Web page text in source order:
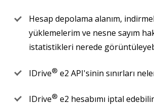
Hesap depolama alanım,
yüklemelerim ve nesne sayım
istatistikleri nerede
IDrive® e2 API'sinin sınırları
IDrive® e2 hesabımı iptal